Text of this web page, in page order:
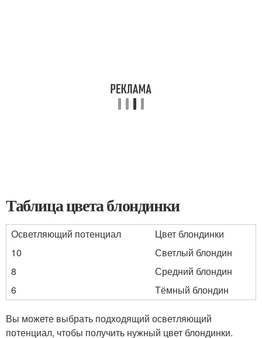
Таблица цвета блондинки
Осветляющий потенциал
Цвет блондинки
10
Светлый блондин
8
Средний блондин
6
Тёмный блондин
Вы можете выбрать подходящий осветляющий
потенциал, чтобы получить нужный цвет блондинки.